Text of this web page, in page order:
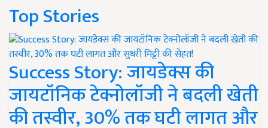
Top Stories
Success Story: जायडेक्स की
जायटॉनिक टेक्नोलॉजी ने बदली खेती
की तस्वीर, 30% तक घटी लागत और